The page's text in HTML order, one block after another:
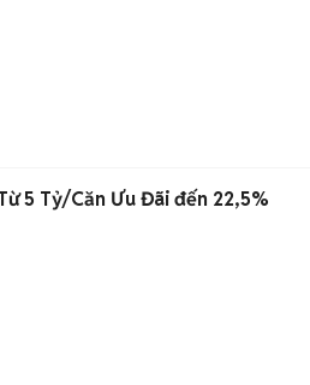
5 Tỷ/Căn Ưu Đãi đến 22,5%